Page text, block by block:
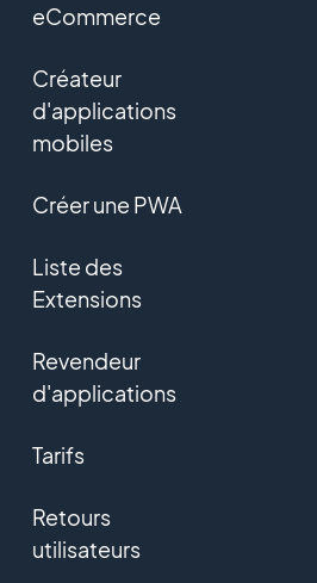
eCommerce
Créateur
d'applications
mobiles
Créer une PWA
Liste des
Extensions
Revendeur
d'applications
Tarifs
Retours
utilisateurs